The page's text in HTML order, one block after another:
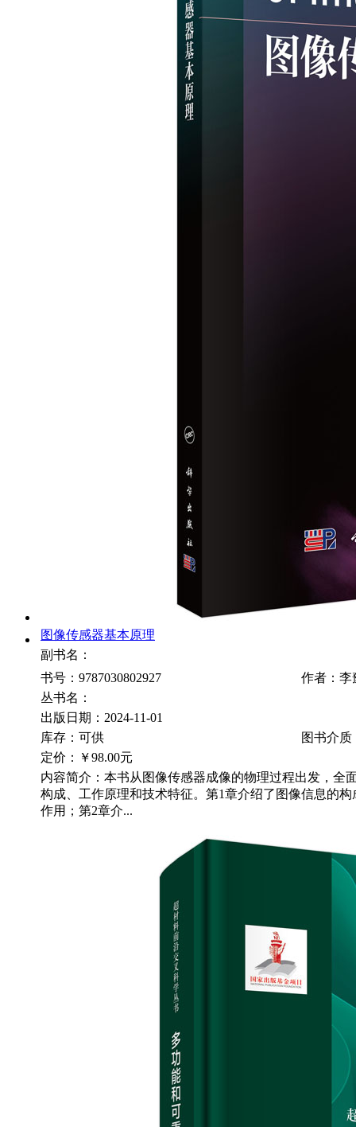
图像传感器基本原理
副书名：
书号：9787030802927
作者：李
丛书名：
出版日期：2024-11-01
库存：可供
图书介质
定价：
￥98.00元
内容简介：本书从图像传感器成像的物理过程出发，全
构成、工作原理和技术特征。第1章介绍了图像信息的
作用；第2章介...